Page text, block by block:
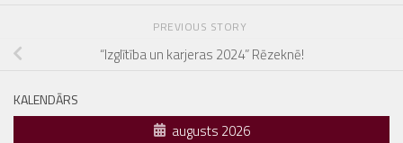
PREVIOUS STORY
“Izglītība un karjeras 2024” Rēzeknē!
KALENDĀRS
augusts 2026